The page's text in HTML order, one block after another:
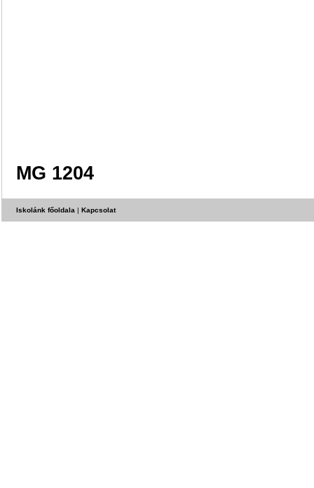
MG 1204
Iskolánk főoldala | Kapcsolat